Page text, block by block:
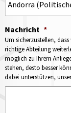
Nachricht *
Um sicherzustellen,
richtige Abteilung
möglich zu Ihrem
stehen, desto besser
dabei unterstützen,